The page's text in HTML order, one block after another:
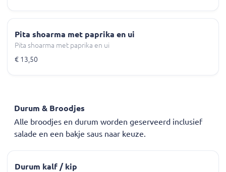
Pita shoarma met paprika en ui
Pita shoarma met paprika en ui
€ 13,50
Durum & Broodjes
Alle broodjes en durum worden geserveerd inclusief
salade en een bakje saus naar keuze.
Durum kalf / kip